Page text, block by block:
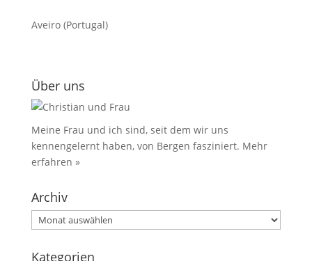
Aveiro (Portugal)
Über uns
Meine Frau und ich sind, seit dem wir uns
kennengelernt haben, von Bergen fasziniert. Mehr
erfahren »
Archiv
Archiv
Kategorien